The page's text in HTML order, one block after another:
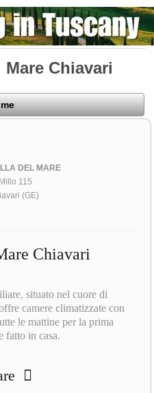
Chiavari
DEL MARE
115
(GE)
Chiavari
situato nel cuore di
camere climatizzate con
le mattine per la prima
fatto in casa.